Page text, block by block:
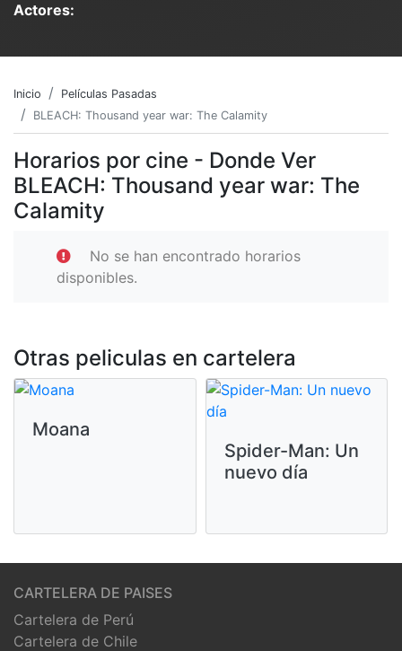
Actores:
Inicio
Películas Pasadas
BLEACH: Thousand year war: The Calamity
Horarios por cine - Donde Ver
BLEACH: Thousand year war: The
Calamity
No se han encontrado horarios
disponibles.
Otras peliculas en cartelera
Moana
Spider-Man: Un
nuevo día
CARTELERA DE PAISES
Cartelera de Perú
Cartelera de Chile